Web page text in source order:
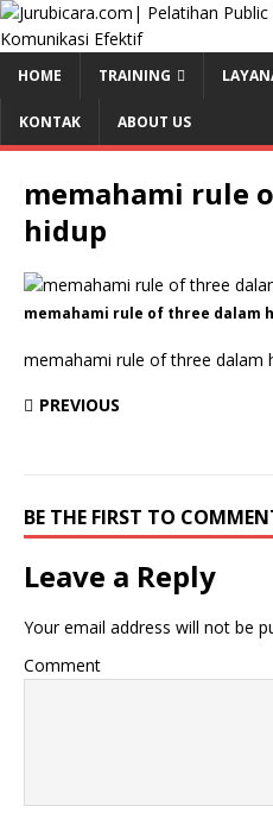
HOME TRAINING
KONTAK ABOUT US
memahami rule
hidup
memahami rule of three dalam
memahami rule of three dalam
PREVIOUS
BE THE FIRST TO
Leave a Reply
Your email address will not be
Comment